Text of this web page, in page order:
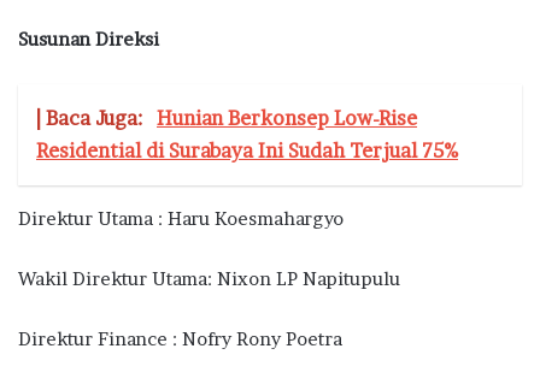
Susunan Direksi
| Baca Juga: Hunian Berkonsep Low-Rise
Residential di Surabaya Ini Sudah Terjual 75%
Direktur Utama : Haru Koesmahargyo
Wakil Direktur Utama: Nixon LP Napitupulu
Direktur Finance : Nofry Rony Poetra